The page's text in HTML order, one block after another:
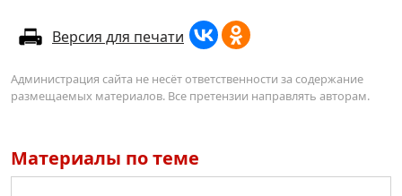
Версия для печати
Администрация сайта не несёт ответственности за содержание
размещаемых материалов. Все претензии направлять авторам.
Материалы по теме